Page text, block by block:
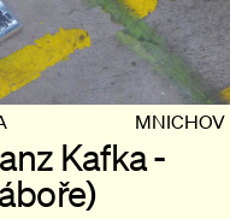
MNICHOV
Kafka -